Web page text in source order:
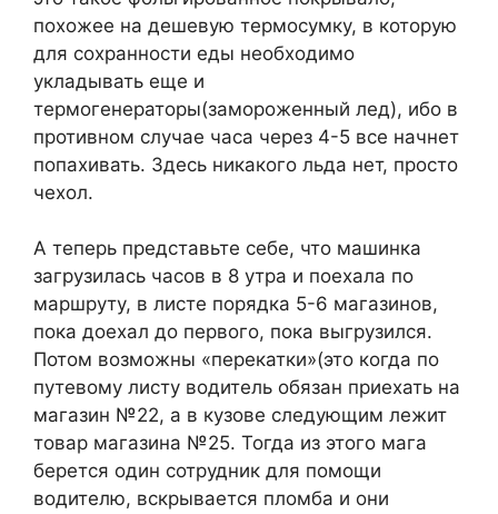
похожее на дешевую термосумку, в которую
для сохранности еды необходимо
укладывать еще и
термогенераторы(замороженный лед), ибо в
противном случае часа через 4-5 все начнет
попахивать. Здесь никакого льда нет, просто
чехол.
А теперь представьте себе, что машинка
загрузилась часов в 8 утра и поехала по
маршруту, в листе порядка 5-6 магазинов,
пока доехал до первого, пока выгрузился.
Потом возможны «перекатки»(это когда по
путевому листу водитель обязан приехать на
магазин №22, а в кузове следующим лежит
товар магазина №25. Тогда из этого мага
берется один сотрудник для помощи
водителю, вскрывается пломба и они